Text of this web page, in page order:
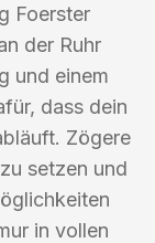
Foerster
der Ruhr
und einem
dass dein
Zögere
setzen und
in vollen